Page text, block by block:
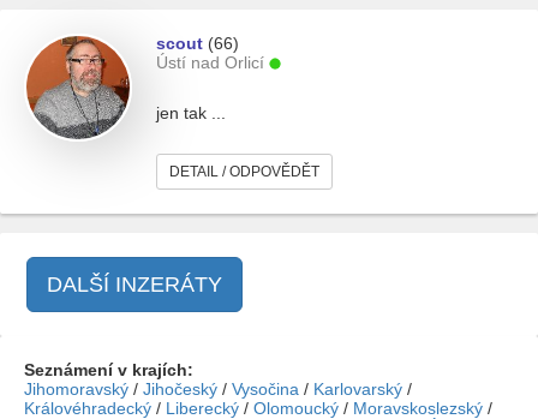
scout (66)
Ústí nad Orlicí
jen tak ...
DETAIL / ODPOVĚDĚT
DALŠÍ INZERÁTY
Seznámení v krajích:
Jihomoravský / Jihočeský / Vysočina / Karlovarský /
Královéhradecký / Liberecký / Olomoucký / Moravskoslezský /